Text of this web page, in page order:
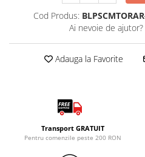
Cod Produs:
Ai nevoie de ajutor?
Adauga la Favorite
Transport GRATUIT
Pentru comenzile peste 200 RON